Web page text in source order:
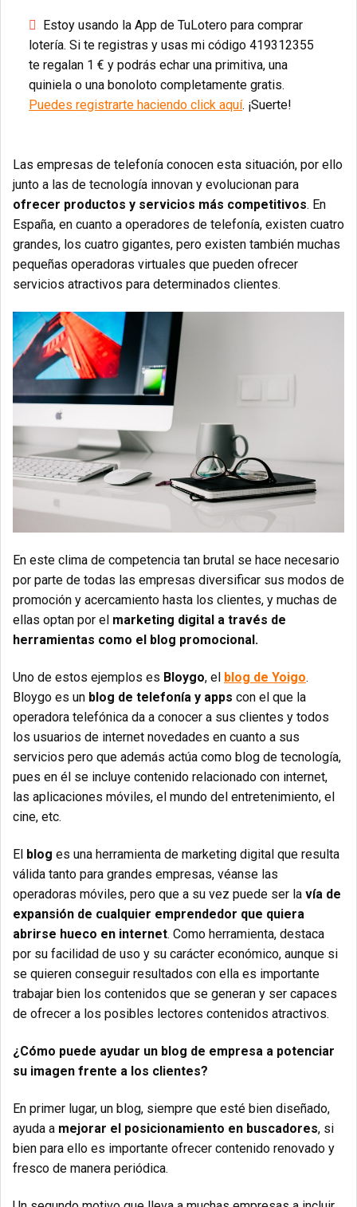
Estoy usando la App de TuLotero para comprar
lotería. Si te registras y usas mi código 419312355
te regalan 1 € y podrás echar una primitiva, una
quiniela o una bonoloto completamente gratis.
Puedes registrarte haciendo click aquí. ¡Suerte!
Las empresas de telefonía conocen esta situación, por ello
junto a las de tecnología innovan y evolucionan para
ofrecer productos y servicios más competitivos. En
España, en cuanto a operadores de telefonía, existen cuatro
grandes, los cuatro gigantes, pero existen también muchas
pequeñas operadoras virtuales que pueden ofrecer
servicios atractivos para determinados clientes.
En este clima de competencia tan brutal se hace necesario
por parte de todas las empresas diversificar sus modos de
promoción y acercamiento hasta los clientes, y muchas de
ellas optan por el marketing digital a través de
herramientas como el blog promocional.
Uno de estos ejemplos es Bloygo, el blog de Yoigo.
Bloygo es un blog de telefonía y apps con el que la
operadora telefónica da a conocer a sus clientes y todos
los usuarios de internet novedades en cuanto a sus
servicios pero que además actúa como blog de tecnología,
pues en él se incluye contenido relacionado con internet,
las aplicaciones móviles, el mundo del entretenimiento, el
cine, etc.
El blog es una herramienta de marketing digital que resulta
válida tanto para grandes empresas, véanse las
operadoras móviles, pero que a su vez puede ser la vía de
expansión de cualquier emprendedor que quiera
abrirse hueco en internet. Como herramienta, destaca
por su facilidad de uso y su carácter económico, aunque si
se quieren conseguir resultados con ella es importante
trabajar bien los contenidos que se generan y ser capaces
de ofrecer a los posibles lectores contenidos atractivos.
¿Cómo puede ayudar un blog de empresa a potenciar
su imagen frente a los clientes?
En primer lugar, un blog, siempre que esté bien diseñado,
ayuda a mejorar el posicionamiento en buscadores, si
bien para ello es importante ofrecer contenido renovado y
fresco de manera periódica.